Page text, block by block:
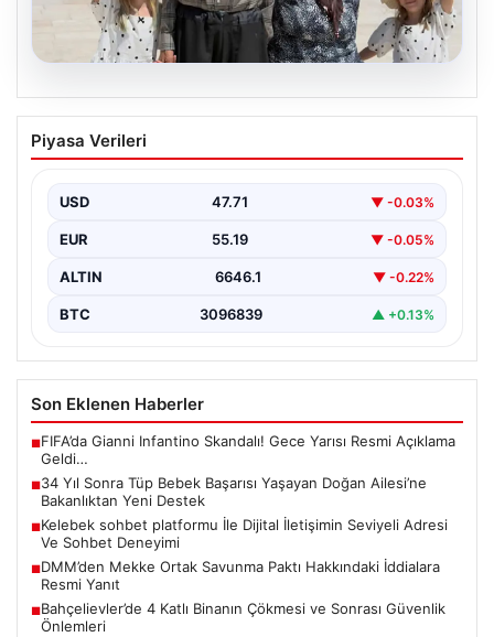
08.08.2026
34 Yıl Sonra Tüp Bebek Başarısı
Yaşayan Doğan Ailesi’ne Bakanlıktan
Uzun yıllardır çocuk özlemi çeken Adıyamanlı Doğan
Piyasa Verileri
USD 47.71 ▼ -0.03%
EUR 55.19 ▼ -0.05%
ALTIN 6646.1 ▼ -0.22%
BTC 3096839 ▲ +0.13%
Son Eklenen Haberler
■FIFA’da Gianni Infantino Skandalı! Gece Yarısı Resmi Açıklama
Geldi…
■34 Yıl Sonra Tüp Bebek Başarısı Yaşayan Doğan Ailesi’ne
Bakanlıktan Yeni Destek
■Kelebek sohbet platformu İle Dijital İletişimin Seviyeli Adresi
Ve Sohbet Deneyimi
■DMM’den Mekke Ortak Savunma Paktı Hakkındaki İddialara
Resmi Yanıt
■Bahçelievler’de 4 Katlı Binanın Çökmesi ve Sonrası Güvenlik
Önlemleri